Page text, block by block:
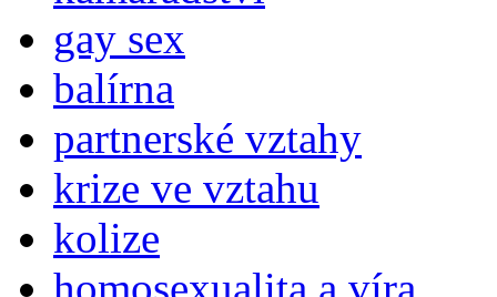
gay sex
balírna
partnerské vztahy
krize ve vztahu
kolize
homosexualita a víra